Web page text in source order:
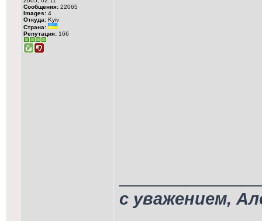
Сообщения: 22065
Images: 4
Откуда: Kyiv
Страна:
Репутация: 166
с уважением,